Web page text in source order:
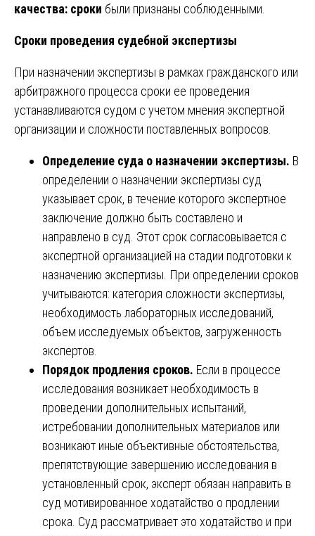
качества: сроки были признаны соблюденными.
Сроки проведения судебной экспертизы
При назначении экспертизы в рамках гражданского или
арбитражного процесса сроки ее проведения
устанавливаются судом с учетом мнения экспертной
организации и сложности поставленных вопросов.
Определение суда о назначении экспертизы. В
определении о назначении экспертизы суд
указывает срок, в течение которого экспертное
заключение должно быть составлено и
направлено в суд. Этот срок согласовывается с
экспертной организацией на стадии подготовки к
назначению экспертизы. При определении сроков
учитываются: категория сложности экспертизы,
необходимость лабораторных исследований,
объем исследуемых объектов, загруженность
экспертов.
Порядок продления сроков. Если в процессе
исследования возникает необходимость в
проведении дополнительных испытаний,
истребовании дополнительных материалов или
возникают иные объективные обстоятельства,
препятствующие завершению исследования в
установленный срок, эксперт обязан направить в
суд мотивированное ходатайство о продлении
срока. Суд рассматривает это ходатайство и при